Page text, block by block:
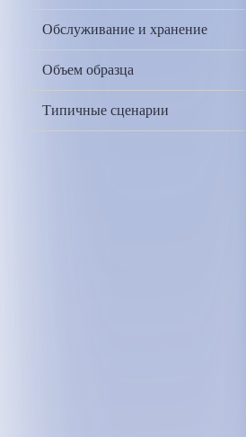
Обслуживание и хранение
Объем образца
Типичные сценарии